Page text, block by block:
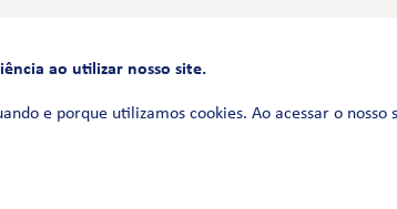
FALE CONOSCO
0800 580 3172
ao utilizar nosso site.
e porque utilizamos cookies. Ao acessar o nosso